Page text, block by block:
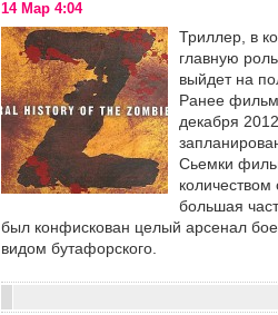
14 Мар 4:04
Триллер, в
главную
выйдет на
Ранее
декабря
Сьемки
большая
был конфискован целый арсенал
видом бутафорского.